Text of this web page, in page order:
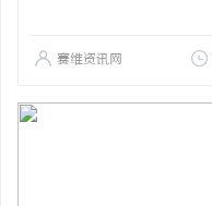
赛维资讯网